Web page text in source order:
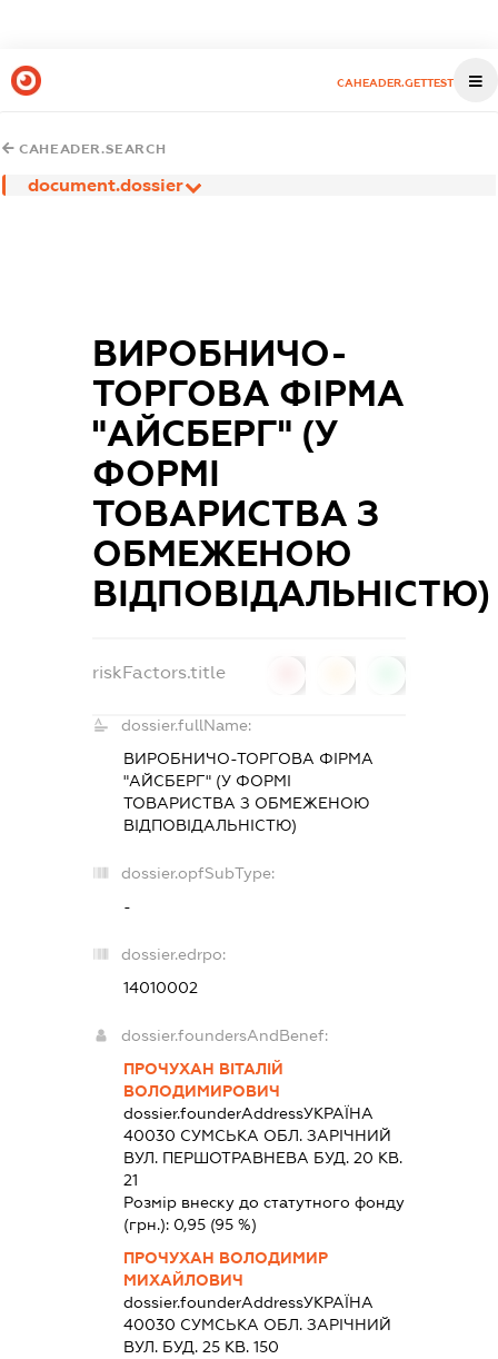
CAHEADER.GETTEST
CAHEADER.SEARCH
document.dossier
ВИРОБНИЧО-
ТОРГОВА ФІРМА
"АЙСБЕРГ" (У
ФОРМІ
ТОВАРИСТВА З
ОБМЕЖЕНОЮ
ВІДПОВІДАЛЬНІСТЮ)
riskFactors.title
dossier.fullName:
ВИРОБНИЧО-ТОРГОВА ФІРМА
"АЙСБЕРГ" (У ФОРМІ
ТОВАРИСТВА З ОБМЕЖЕНОЮ
ВІДПОВІДАЛЬНІСТЮ)
dossier.opfSubType:
-
dossier.edrpo:
14010002
dossier.foundersAndBenef:
ПРОЧУХАН ВІТАЛІЙ
ВОЛОДИМИРОВИЧ
dossier.founderAddressУКРАЇНА
40030 СУМСЬКА ОБЛ. ЗАРІЧНИЙ
ВУЛ. ПЕРШОТРАВНЕВА БУД. 20 КВ.
21
Розмір внеску до статутного фонду
(грн.): 0,95(95 %)
ПРОЧУХАН ВОЛОДИМИР
МИХАЙЛОВИЧ
dossier.founderAddressУКРАЇНА
40030 СУМСЬКА ОБЛ. ЗАРІЧНИЙ
ВУЛ. БУД. 25 КВ. 150